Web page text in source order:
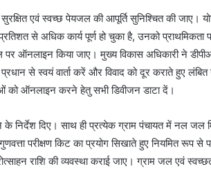
सुरक्षित एवं स्वच्छ पेयजल की आपूर्ति सुनिश्चित की जाए।
से अधिक कार्य पूर्ण हो चुका है, उनको प्राथमिकता
पर ऑनलाइन किया जाए। मुख्य विकास अधिकारी ने
से स्वयं वार्ता करें और विवाद को दूर कराते हुए
को ऑनलाइन करने हेतु सभी डिवीजन डाटा दें।
निर्देश दिए। साथ ही प्रत्येक ग्राम पंचायत में नल जल
परीक्षण किट का प्रयोग सिखाते हुए नियमित रूप से
राशि की व्यवस्था कराई जाए। ग्राम जल एवं